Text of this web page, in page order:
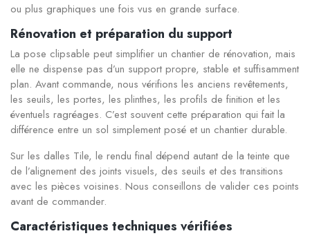
ou plus graphiques une fois vus en grande surface.
Rénovation et préparation du support
La pose clipsable peut simplifier un chantier de rénovation, mais
elle ne dispense pas d’un support propre, stable et suffisamment
plan. Avant commande, nous vérifions les anciens revêtements,
les seuils, les portes, les plinthes, les profils de finition et les
éventuels ragréages. C’est souvent cette préparation qui fait la
différence entre un sol simplement posé et un chantier durable.
Sur les dalles Tile, le rendu final dépend autant de la teinte que
de l’alignement des joints visuels, des seuils et des transitions
avec les pièces voisines. Nous conseillons de valider ces points
avant de commander.
Caractéristiques techniques vérifiées